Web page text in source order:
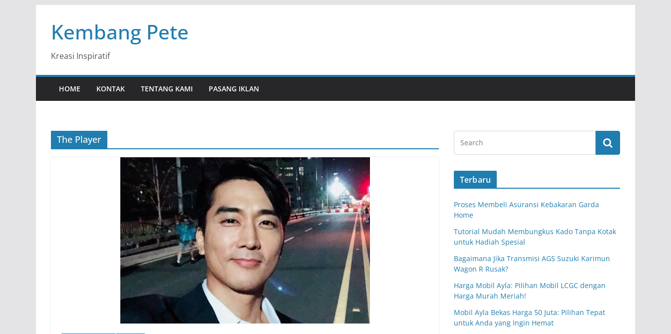
contentKembang Pete
Kreasi Inspiratif
HOME KONTAK TENTANG KAMI PASANG IKLAN
The Player
Terbaru
Proses Membeli Asuransi Kebakaran Garda
Home
Tutorial Mudah Membungkus Kado Tanpa Kotak
untuk Hadiah Spesial
Bagaimana Jika Transmisi AGS Suzuki Karimun
Wagon R Rusak?
Harga Mobil Ayla: Pilihan Mobil LCGC dengan
Harga Murah Meriah!
Mobil Ayla Bekas Harga 50 Juta: Pilihan Tepat
untuk Anda yang Ingin Hemat